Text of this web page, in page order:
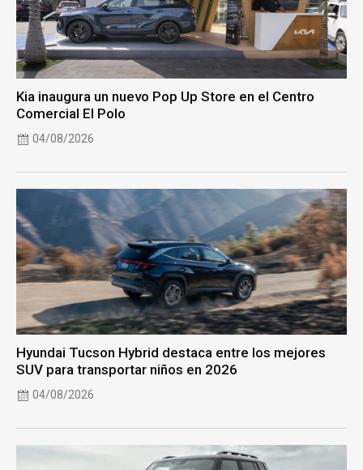
Kia inaugura un nuevo Pop Up Store en el Centro
Comercial El Polo
04/08/2026
Hyundai Tucson Hybrid destaca entre los mejores
SUV para transportar niños en 2026
04/08/2026